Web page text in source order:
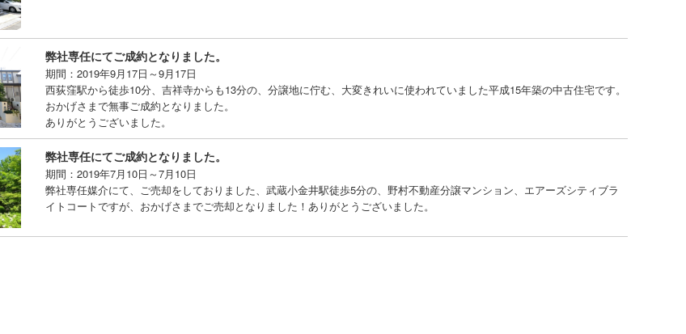
弊社専任にてご成約となりました。
期間：2019年9月17日～9月17日
西荻窪駅から徒歩10分、吉祥寺からも13分の、分譲地に佇む、大変きれいに使われていました平成15年築の中古住宅です。
おかげさまで無事ご成約となりました。
ありがとうございました。
弊社専任にてご成約となりました。
期間：2019年7月10日～7月10日
弊社専任媒介にて、ご売却をしておりました、武蔵小金井駅徒歩5分の、野村不動産分譲マンション、エアーズシティブラ
イトコートですが、おかげさまでご売却となりました！ありがとうございました。